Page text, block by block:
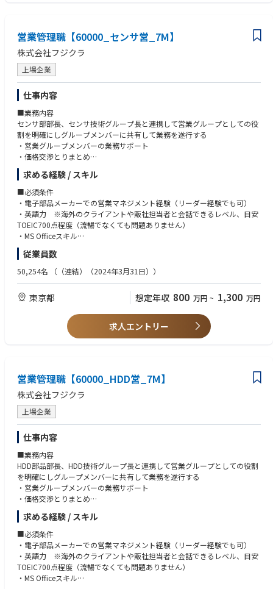
圧力センサ製品の製造・販売を通じて電子部品事業部戦略の実現と顧客価
値創造に貢献する組織であること
■所属のミッション・業務
担当顧客を持ち、技術グループや製造拠点と連携しながら、引合い対応か
ら代金回収までを通じて事業へと貢献する
営業管理職【60000_センサ営_7M】
株式会社フジクラ
上場企業
仕事内容
■業務内容
センサ部部長、センサ技術グループ長と連携して営業グループとしての役
割を明確にしグループメンバーに共有して業務を遂行する
・営業グループメンバーの業務サポート
・価格交渉とりまとめ
・年度計画策定とりまとめ、実績フォロー
・契約書締結
・顧客与信管理
・担当顧客業務（状況により担当業務あり）
■期待値役割等
営業グループにおけるリーダーあるいはグループ長
■業務の面白み・魅力
国内外問わず、顧客や代理店、海外販社等とのやり取りが多く、会社を代
表して責任感をもった対応を行う役割となります。社外関係者とのやり取
りによる情報収集で視野が広くなる事に加え、引合いから代金回収までの
一連の社内業務に関ることでSCMに幅広く関り会社の仕組みを理解し貢献
移管を控えており、移管に伴う様々な業務経験を積む機会があると共に、
日々グローバルな視野で業務にあたることが出来ます。
圧力センサ製品の製造・販売を通じて電子部品事業部戦略の実現と顧客価
値創造に貢献する組織であること
■所属のミッション・業務
人材育成および役員・部長クラスとの調整をリードし顧客対応の方針を定
めて所属員とともに遂行していく
求める経験 / スキル
■必須条件
・電子部品メーカーでの営業マネジメント経験（リーダー経験でも可）
・英語力 ※海外のクライアントや販社担当者と会話できるレベル、目安
TOEIC700点程度（流暢でなくても問題ありません）
・MS Officeスキル
■歓迎条件
・センサの営業経験
■求める人物像
・高いコミュニケーション力：マネジメント層や職場メンバー、拠点メン
バーと信頼関係を築き円滑に業務を進められる
・リーダーシップ力：自分自身で旗を振り、関係者を巻き込んでプロジェ
■必要言語・レベル
TOEIC700点程度
従業員数
50,254名 （（連結）（2024年3月31日））
東京都 想定年収 800 万円 ~ 1,300 万円
求人エントリー
営業管理職【60000_HDD営_7M】
株式会社フジクラ
上場企業
仕事内容
■業務内容
HDD部品部長、HDD技術グループ長と連携して営業グループとしての役割
を明確にしグループメンバーに共有して業務を遂行する
・営業グループメンバーの業務サポート
・価格交渉とりまとめ
・年度計画策定とりまとめ、実績フォロー
・契約書締結
・顧客与信管理
・担当顧客業務（状況により担当業務あり）
■期待値役割等
営業グループにおけるリーダーあるいはグループ長
求める経験 / スキル
■必須条件
・電子部品メーカーでの営業マネジメント経験（リーダー経験でも可）
・英語力 ※海外のクライアントや販社担当者と会話できるレベル、目安
TOEIC700点程度（流暢でなくても問題ありません）
・MS Officeスキル